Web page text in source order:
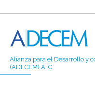
Alianza para el Desarrollo y
(ADECEM) A. C.